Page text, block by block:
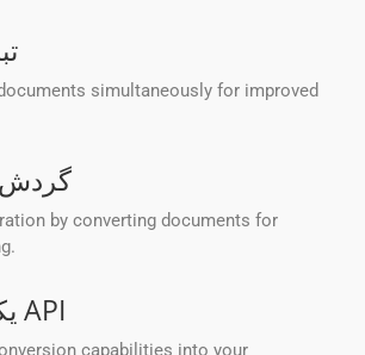
simultaneously for improved
by converting documents for
یکپارچه سازی API
capabilities into your